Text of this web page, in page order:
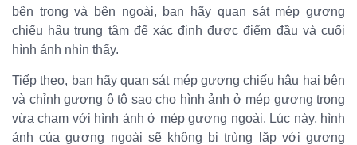
bên trong và bên ngoài, bạn hãy quan sát mép gương
chiếu hậu trung tâm để xác định được điểm đầu và cuối
hình ảnh nhìn thấy.
Tiếp theo, bạn hãy quan sát mép gương chiếu hậu hai bên
và chỉnh gương ô tô sao cho hình ảnh ở mép gương trong
vừa chạm với hình ảnh ở mép gương ngoài. Lúc này, hình
ảnh của gương ngoài sẽ không bị trùng lặp với gương